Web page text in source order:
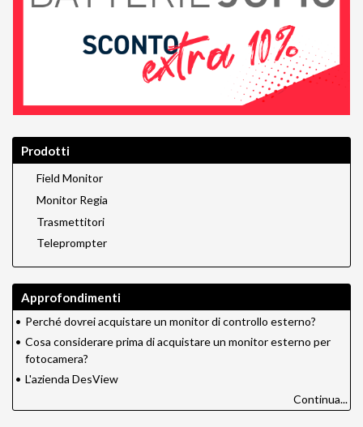
Prodotti
Field Monitor
Monitor Regia
Trasmettitori
Teleprompter
Approfondimenti
• Perché dovrei acquistare un monitor di controllo esterno?
• Cosa considerare prima di acquistare un monitor esterno per
fotocamera?
• L'azienda DesView
Continua...